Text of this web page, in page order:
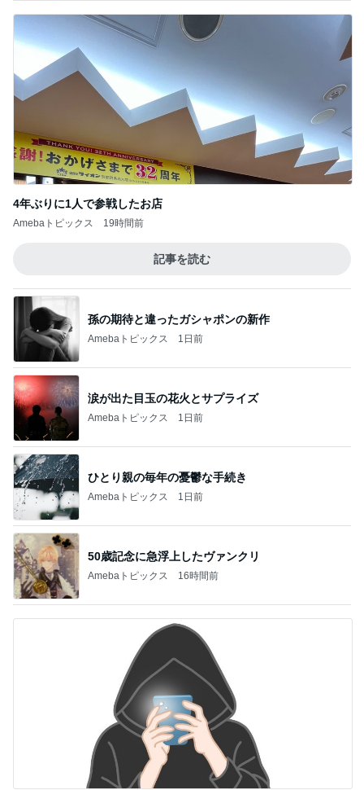
4年ぶりに1人で参戦したお店
Amebaトピックス 19時間前
記事を読む
孫の期待と違ったガシャポンの新作
Amebaトピックス 1日前
涙が出た目玉の花火とサプライズ
Amebaトピックス 1日前
ひとり親の毎年の憂鬱な手続き
Amebaトピックス 1日前
50歳記念に急浮上したヴァンクリ
Amebaトピックス 16時間前